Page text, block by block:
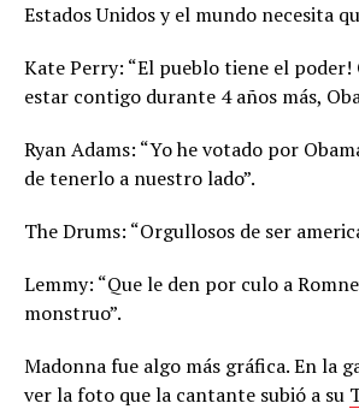
Estados Unidos y el mundo necesita
Kate Perry: “El pueblo tiene el poder!
estar contigo durante 4 años más,
Ryan Adams: “Yo he votado por
de tenerlo a nuestro lado”.
The Drums: “Orgullosos de ser
Lemmy: “Que le den por culo a
monstruo”.
Madonna fue algo más gráfica. En la
ver la foto que la cantante subió a su